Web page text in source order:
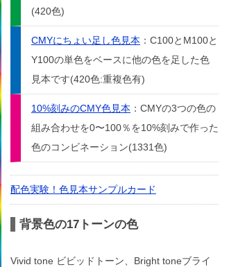
(420色)
CMYにちょい足し色見本 ：C100とM100と
Y100の単色をベースに他の色を足した色
見本です(420色:重複色有)
10%刻みのCMY色見本 ：CMYの3つの色の
組み合わせを0〜100％を10%刻みで作った
色のコンビネーション(1331色)
配色実験！色見本サンプルカード
背景色の17トーンの色
Vivid tone ビビッドトーン、Bright toneブライ